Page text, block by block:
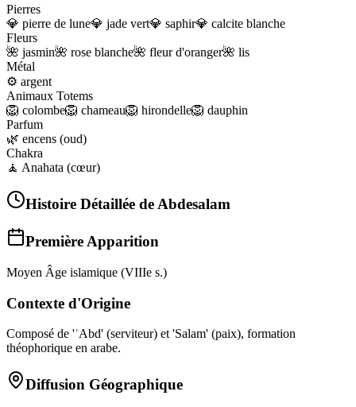
Pierres
💎 pierre de lune💎 jade vert💎 saphir💎 calcite blanche
Fleurs
🌺 jasmin🌺 rose blanche🌺 fleur d'oranger🌺 lis
Métal
⚙️ argent
Animaux Totems
🦁 colombe🦁 chameau🦁 hirondelle🦁 dauphin
Parfum
🌿 encens (oud)
Chakra
🧘 Anahata (cœur)
Histoire Détaillée de Abdesalam
Première Apparition
Moyen Âge islamique (VIIIe s.)
Contexte d'Origine
Composé de 'ʿAbd' (serviteur) et 'Salam' (paix), formation
théophorique en arabe.
Diffusion Géographique